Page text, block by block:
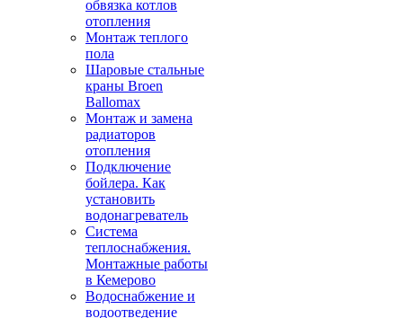
обвязка котлов
отопления
Монтаж теплого
пола
Шаровые стальные
краны Broen
Ballomax
Монтаж и замена
радиаторов
отопления
Подключение
бойлера. Как
установить
водонагреватель
Система
теплоснабжения.
Монтажные работы
в Кемерово
Водоснабжение и
водоотведение